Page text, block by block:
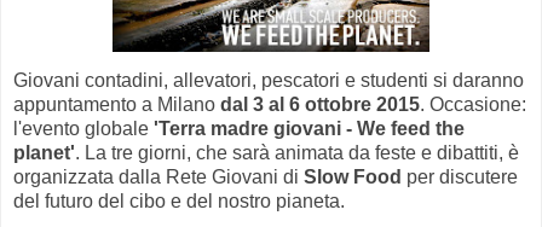
Giovani contadini, allevatori, pescatori e studenti si daranno
appuntamento a Milano dal 3 al 6 ottobre 2015. Occasione:
l'evento globale 'Terra madre giovani - We feed the
planet'. La tre giorni, che sarà animata da feste e dibattiti, è
organizzata dalla Rete Giovani di Slow Food per discutere
del futuro del cibo e del nostro pianeta.